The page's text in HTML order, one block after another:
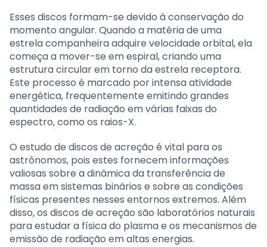
Esses discos formam-se devido à conservação do
momento angular. Quando a matéria de uma
estrela companheira adquire velocidade orbital, ela
começa a mover-se em espiral, criando uma
estrutura circular em torno da estrela receptora.
Este processo é marcado por intensa atividade
energética, frequentemente emitindo grandes
quantidades de radiação em várias faixas do
espectro, como os raios-X.
O estudo de discos de acreção é vital para os
astrônomos, pois estes fornecem informações
valiosas sobre a dinâmica da transferência de
massa em sistemas binários e sobre as condições
físicas presentes nesses entornos extremos. Além
disso, os discos de acreção são laboratórios naturais
para estudar a física do plasma e os mecanismos de
emissão de radiação em altas energias.